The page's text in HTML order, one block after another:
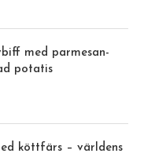
med parmesan-
potatis
köttfärs – världens